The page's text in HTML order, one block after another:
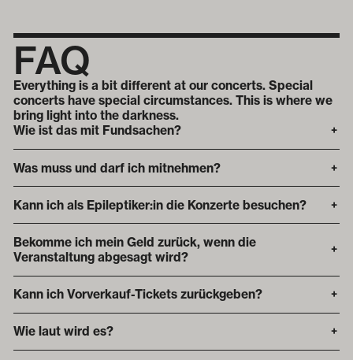
FAQ
Everything is a bit different at our concerts. Special
concerts have special circumstances. This is where we
bring light into the darkness.
Wie ist das mit Fundsachen?
+
Was muss und darf ich mitnehmen? +
Kann ich als Epileptiker:in die Konzerte besuchen? +
Bekomme ich mein Geld zurück, wenn die
Veranstaltung abgesagt wird?
+
Kann ich Vorverkauf-Tickets zurückgeben? +
Wie laut wird es? +